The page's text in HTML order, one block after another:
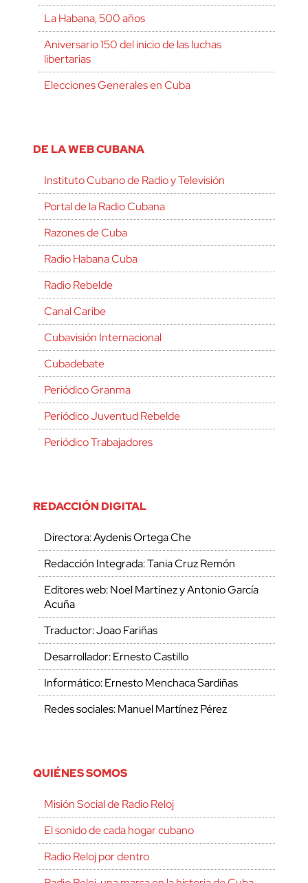
La Habana, 500 años
Aniversario 150 del inicio de las luchas
libertarias
Elecciones Generales en Cuba
DE LA WEB CUBANA
Instituto Cubano de Radio y Televisión
Portal de la Radio Cubana
Razones de Cuba
Radio Habana Cuba
Radio Rebelde
Canal Caribe
Cubavisión Internacional
Cubadebate
Periódico Granma
Periódico Juventud Rebelde
Periódico Trabajadores
REDACCIÓN DIGITAL
Directora: Aydenis Ortega Che
Redacción Integrada: Tania Cruz Remón
Editores web: Noel Martínez y Antonio García
Acuña
Traductor: Joao Fariñas
Desarrollador: Ernesto Castillo
Informático: Ernesto Menchaca Sardiñas
Redes sociales: Manuel Martínez Pérez
QUIÉNES SOMOS
Misión Social de Radio Reloj
El sonido de cada hogar cubano
Radio Reloj por dentro